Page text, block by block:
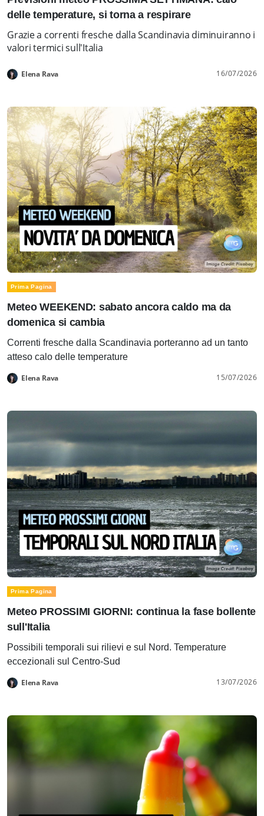
delle temperature, si torna a respirare
Grazie a correnti fresche dalla Scandinavia diminuiranno i
valori termici sull'Italia
Elena Rava 16/07/2026
Prima Pagina
Meteo WEEKEND: sabato ancora caldo ma da
domenica si cambia
Correnti fresche dalla Scandinavia porteranno ad un tanto
atteso calo delle temperature
Elena Rava 15/07/2026
Prima Pagina
Meteo PROSSIMI GIORNI: continua la fase bollente
sull'Italia
Possibili temporali sui rilievi e sul Nord. Temperature
eccezionali sul Centro-Sud
Elena Rava 13/07/2026